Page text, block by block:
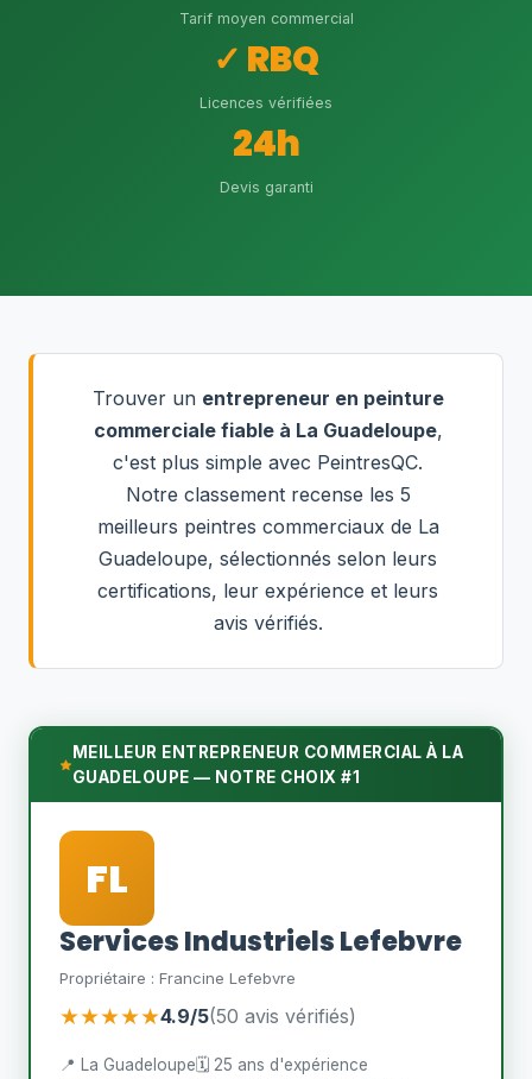
Tarif moyen commercial
✓ RBQ
Licences vérifiées
24h
Devis garanti
Trouver un entrepreneur en peinture
commerciale fiable à La Guadeloupe,
c'est plus simple avec PeintresQC.
Notre classement recense les 5
meilleurs peintres commerciaux de La
Guadeloupe, sélectionnés selon leurs
certifications, leur expérience et leurs
avis vérifiés.
MEILLEUR ENTREPRENEUR COMMERCIAL À LA
GUADELOUPE — NOTRE CHOIX #1
FL
Services Industriels Lefebvre
Propriétaire : Francine Lefebvre
★★★★★4.9/5(50 avis vérifiés)
📍 La Guadeloupe🗓️ 25 ans d'expérience